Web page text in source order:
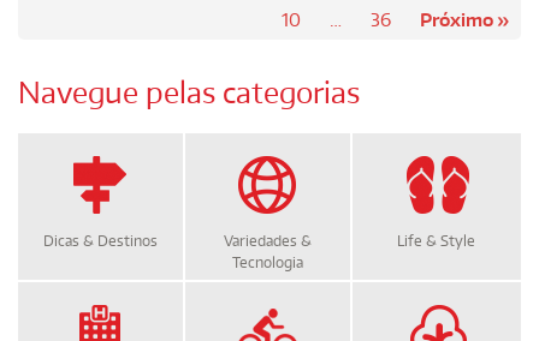
10
… 36 Próximo »
Navegue pelas categorias
Dicas & Destinos
Variedades &
Tecnologia
Life & Style